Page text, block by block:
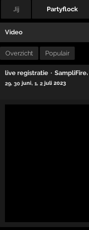
Jij Partyflock
Video
Overzicht Populair
live registratie · SampliFire
29,30 juni,1,2 juli 2023